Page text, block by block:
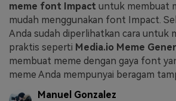
meme font Impact untuk membuat
mudah menggunakan font Impact.
Anda sudah diperlihatkan cara untuk
praktis seperti Media.io Meme
membuat meme dengan gaya font
meme Anda mempunyai beragam
Manuel Gonzalez